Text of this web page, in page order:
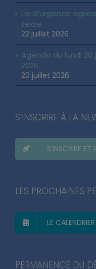
Loi d’urgence
texte
22 juillet 2026
Agenda du lundi
2026
20 juillet 2026
S’INSCRIRE À LA
S’INSCRIRE
LES PROCHAINES
LE
PERMANENCE DU